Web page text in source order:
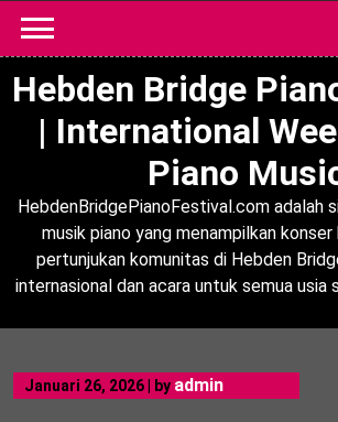
content
Hebden Bridge
| International
Piano
HebdenBridgePianoFestival.com adalah
musik piano yang menampilkan konser
pertunjukan komunitas di Hebden
internasional dan acara untuk semua usia
Januari 26, 2026 by admin